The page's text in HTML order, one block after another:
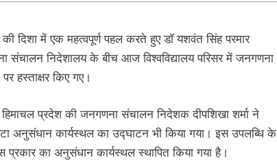
दिशा में एक महत्वपूर्ण पहल करते हुए डॉ यशवंत सिंह परमार
संचालन निदेशालय के बीच आज विश्वविद्यालय परिसर में जनगणना
हस्ताक्षर किए गए।
प्रदेश की जनगणना संचालन निदेशक दीपशिखा शर्मा ने
अनुसंधान कार्यस्थल का उद्घाटन भी किया गया। इस उपलब्धि के
प्रकार का अनुसंधान कार्यस्थल स्थापित किया गया है।